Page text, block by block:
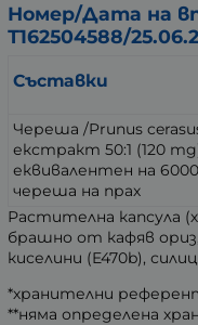
Номер/Дата на
Т162504588/
Съставки
Череша /Prunus
екстракт 50:1 (120
еквивалентен на
череша на прах
Растителна капсула
брашно от кафяв
киселини (E470b),
*хранителни
**няма определена